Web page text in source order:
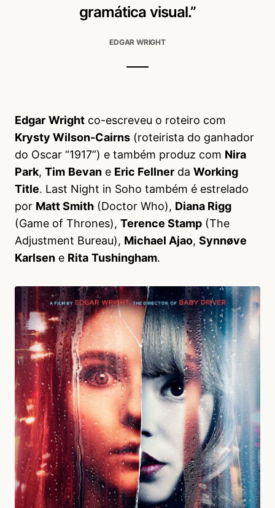
gramática visual.”
EDGAR WRIGHT
Edgar Wright co-escreveu o roteiro com
Krysty Wilson-Cairns (roteirista do ganhador
do Oscar “1917”) e também produz com Nira
Park, Tim Bevan e Eric Fellner da Working
Title. Last Night in Soho também é estrelado
por Matt Smith (Doctor Who), Diana Rigg
(Game of Thrones), Terence Stamp (The
Adjustment Bureau), Michael Ajao, Synnøve
Karlsen e Rita Tushingham.